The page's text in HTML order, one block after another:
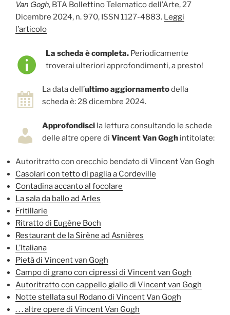
Van Gogh, BTA Bollettino Telematico dell’Arte, 27
Dicembre 2024, n. 970, ISSN 1127-4883. Leggi
l’articolo
La scheda è completa. Periodicamente
troverai ulteriori approfondimenti, a presto!
La data dell’ultimo aggiornamentodella
scheda è: 28 dicembre 2024.
Approfondisci la lettura consultando le schede
delle altre opere di Vincent Van Gogh intitolate:
Autoritratto con orecchio bendato di Vincent Van Gogh
Casolari con tetto di paglia a Cordeville
Contadina accanto al focolare
La sala da ballo ad Arles
Fritillarie
Ritratto di Eugène Boch
Restaurant de la Sirène ad Asnières
L’Italiana
Pietà di Vincent van Gogh
Campo di grano con cipressi di Vincent van Gogh
Autoritratto con cappello giallo di Vincent van Gogh
Notte stellata sul Rodano di Vincent Van Gogh
. . . altre opere di Vincent Van Gogh